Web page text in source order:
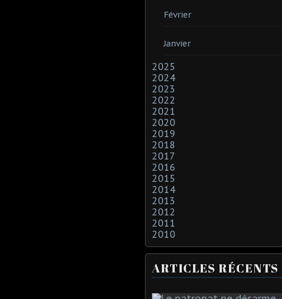
Février
Janvier
2025
2024
2023
2022
2021
2020
2019
2018
2017
2016
2015
2014
2013
2012
2011
2010
ARTICLES RÉCENTS